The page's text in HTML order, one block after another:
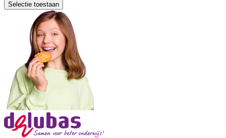
Selectie toestaan